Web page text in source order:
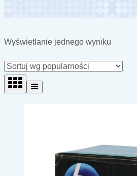
Wyświetlanie jednego wyniku